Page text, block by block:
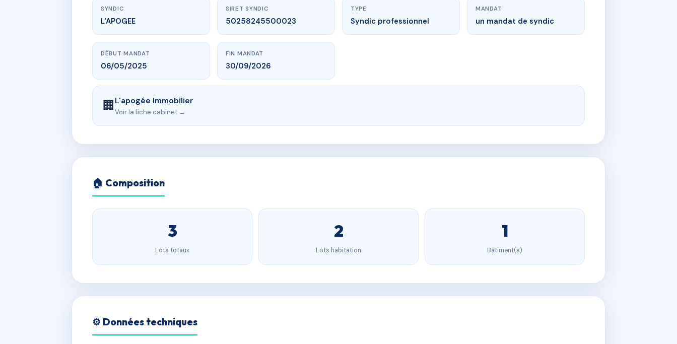
SYNDIC
L'APOGEE
SIRET SYNDIC
50258245500023
TYPE
Syndic professionnel
MANDAT
un mandat de syndic
DÉBUT MANDAT
06/05/2025
FIN MANDAT
30/09/2026
🏢L'apogée Immobilier
Voir la fiche cabinet →
🏠 Composition
3
Lots totaux
2
Lots habitation
1
Bâtiment(s)
⚙️ Données techniques